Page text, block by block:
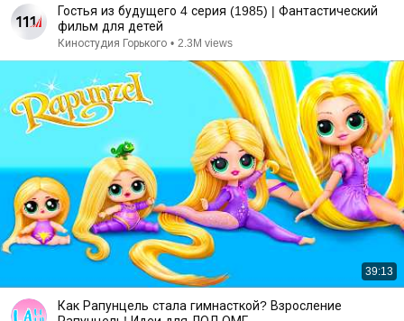
Гостья из будущего 4 серия (1985) | Фантастический
фильм для детей
Киностудия Горького • 2.3M views
39:13
Как Рапунцель стала гимнасткой? Взросление